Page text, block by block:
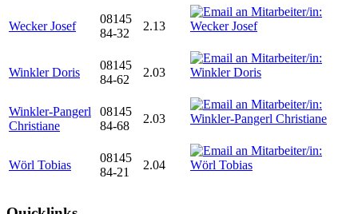
Wecker Josef
08145
84-32
2.13
Winkler Doris
08145
84-62
2.03
Winkler-Pangerl
Christiane
08145
84-68
2.03
Wörl Tobias
08145
84-21
2.04